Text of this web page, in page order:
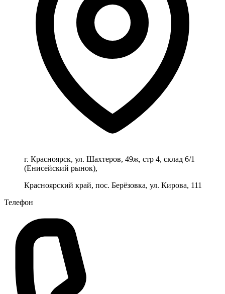
г. Красноярск, ул. Шахтеров, 49ж, стр 4, склад 6/1
(Енисейский рынок),
Красноярский край, пос. Берёзовка, ул. Кирова, 111
Телефон